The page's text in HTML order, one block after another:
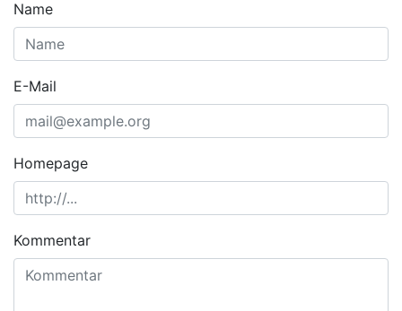
Name
E-Mail
Homepage
Kommentar